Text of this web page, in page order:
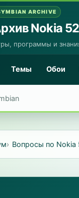
ARCHIVE
Nokia
программы и
Темы Обои
Вопросы по Nokia